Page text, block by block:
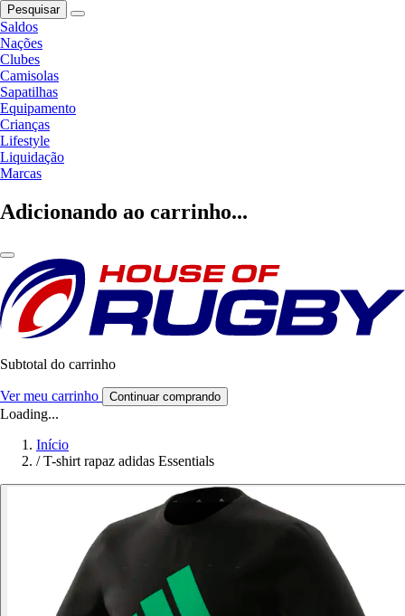
Pesquisar
Saldos
Nações
Clubes
Camisolas
Sapatilhas
Equipamento
Crianças
Lifestyle
Liquidação
Marcas
Adicionando ao carrinho...
Subtotal do carrinho
Ver meu carrinho Continuar comprando
Loading...
Início
/ T-shirt rapaz adidas Essentials